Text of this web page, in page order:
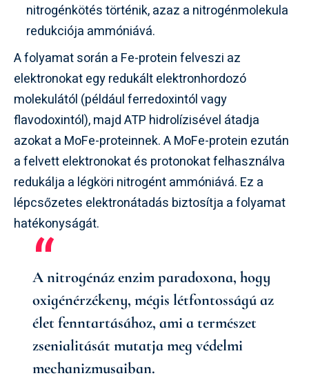
nitrogénkötés történik, azaz a nitrogénmolekula
redukciója ammóniává.
A folyamat során a Fe-protein felveszi az
elektronokat egy redukált elektronhordozó
molekulától (például ferredoxintól vagy
flavodoxintól), majd ATP hidrolízisével átadja
azokat a MoFe-proteinnek. A MoFe-protein ezután
a felvett elektronokat és protonokat felhasználva
redukálja a légköri nitrogént ammóniává. Ez a
lépcsőzetes elektronátadás biztosítja a folyamat
hatékonyságát.
A nitrogénáz enzim paradoxona, hogy
oxigénérzékeny, mégis létfontosságú az
élet fenntartásához, ami a természet
zsenialitását mutatja meg védelmi
mechanizmusaiban.